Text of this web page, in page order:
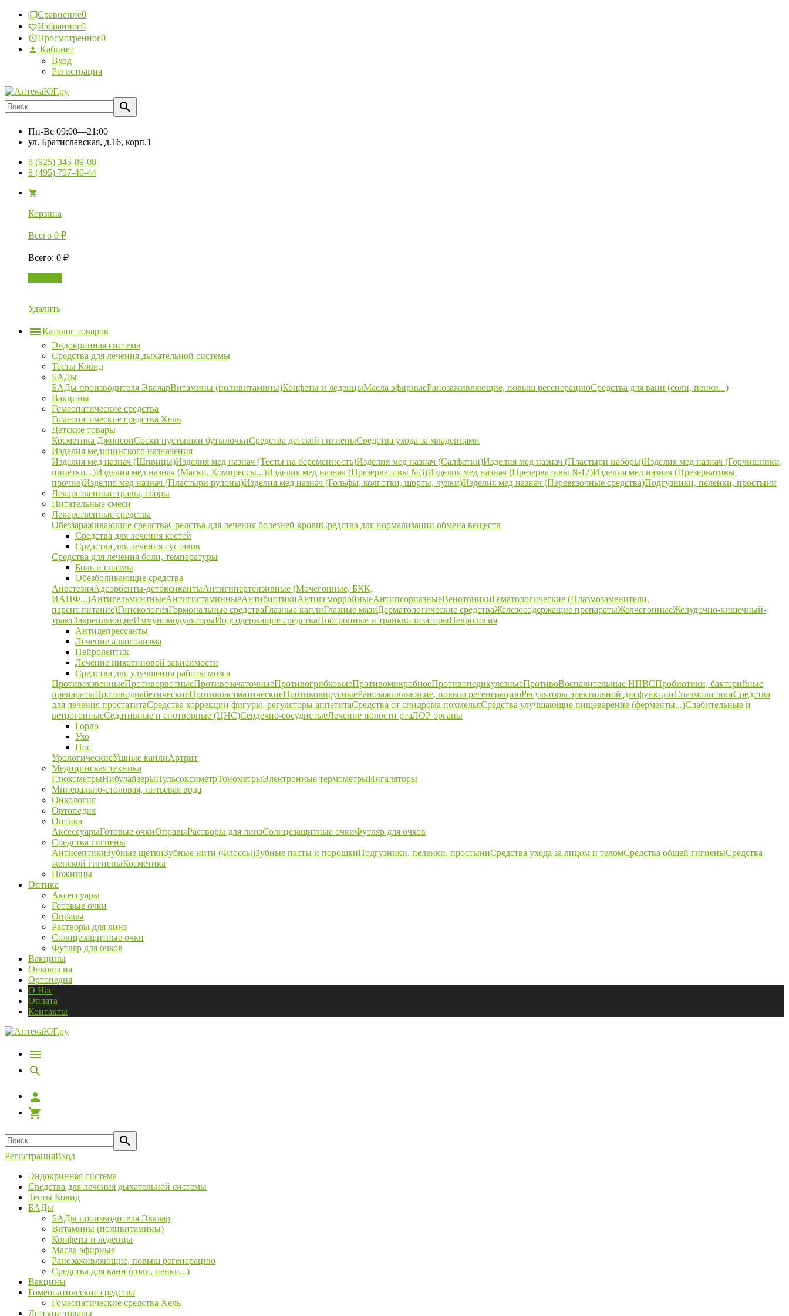
Сравнение0
Избранное0
Просмотренное0
Кабинет
Вход
Регистрация
Пн-Вс 09:00—21:00
ул. Братиславская, д.16, корп.1
8 (925) 345-89-08
8 (495) 797-40-44
Корзина
Всего 0 ₽
Всего: 0 ₽
Удалить
Каталог товаров
Эндокринная система
Средства для лечения дыхательной системы
Тесты Ковид
БАДы
БАДы производителя ЭваларВитамины (поливитамины)Конфеты и леденцыМасла эфирныеРанозаживляющие, повыш регенерациюСредства для ванн (соли, пенки...)
Вакцины
Гомеопатические средства
Гомеопатические средства Хель
Детские товары
Косметика ДжонсонСоски пустышки бутылочкиСредства детской гигиеныСредства ухода за младенцами
Изделия медицинского назначения
Изделия мед назнач (Шприцы)Изделия мед назнач (Тесты на беременность)Изделия мед назнач (Салфетки)Изделия мед назнач (Пластыри наборы)Изделия мед назнач (Горчишники,
пипетки...)Изделия мед назнач (Маски, Компрессы...)Изделия мед назнач (Презервативы №3)Изделия мед назнач (Презервативы №12)Изделия мед назнач (Презервативы
прочие)Изделия мед назнач (Пластыри рулоны)Изделия мед назнач (Гольфы, колготки, шорты, чулки)Изделия мед назнач (Перевязочные средства)Подгузники, пеленки, простыни
Лекарственные травы, сборы
Питательные смеси
Лекарственные средства
Обеззараживающие средстваСредства для лечения болезней кровиСредства для нормализации обмена веществ
Средства для лечения костей
Средства для лечения суставов
Средства для лечения боли, температуры
Боль и спазмы
Обезболивающие средства
АнестезияАдсорбенты-детоксикантыАнтигипертензивные (Мочегонные, БКК,
ИАПФ...)АнтигельминтныеАнтигистаминныеАнтибиотикиАнтигеморройныеАнтипсориазныеВенотоникиГематологические (Плазмозаменители,
парент.питание)ГинекологияГормональные средстваГлазные каплиГлазные мазиДерматологические средстваЖелезосодержащие препаратыЖелчегонныеЖелудочно-кишечный-
трактЗакрепляющиеИммуномодуляторыЙодсодержащие средстваНоотропные и транквилизаторыНеврология
Антидепрессанты
Лечение алкоголизма
Нейролептик
Лечение никотиновой зависимости
Средства для улучшения работы мозга
ПротивоязвенныеПротиворвотныеПротивозачаточныеПротивогрибковыеПротивомикробноеПротивопедикулезныеПротивоВоспалительные НПВСПробиотики, бактерийные
препаратыПротиводиабетическиеПротивоастматическиеПротивовирусныеРанозаживляющие, повыш регенерациюРегуляторы эректильной дисфункцииСпазмолитикиСредства
для лечения простатитаСредства коррекции фигуры, регуляторы аппетитаСредства от синдрома похмельяСредства улучшающие пищеварение (ферменты...)Слабительные и
ветрогонныеСедативные и снотворные (ЦНС)Сердечно-сосудистыеЛечение полости ртаЛОР органы
Горло
Ухо
Нос
УрологическиеУшные каплиАртрит
Медицинская техника
ГлюкометрыНибулайзерыПульсоксиметрТонометрыЭлектронные термометрыИнгаляторы
Минерально-столовая, питьевая вода
Онкология
Ортопедия
Оптика
АксессуарыГотовые очкиОправыРастворы для линзСолнцезащитные очкиФутляр для очков
Средства гигиены
АнтисептикиЗубные щеткиЗубные нити (Флоссы)Зубные пасты и порошкиПодгузники, пеленки, простыниСредства ухода за лицом и теломСредства общей гигиеныСредства
женской гигиеныКосметика
Ножницы
Оптика
Аксессуары
Готовые очки
Оправы
Растворы для линз
Солнцезащитные очки
Футляр для очков
Вакцины
Онкология
Ортопедия
О Нас
Оплата
Контакты
РегистрацияВход
Эндокринная система
Средства для лечения дыхательной системы
Тесты Ковид
БАДы
БАДы производителя Эвалар
Витамины (поливитамины)
Конфеты и леденцы
Масла эфирные
Ранозаживляющие, повыш регенерацию
Средства для ванн (соли, пенки...)
Вакцины
Гомеопатические средства
Гомеопатические средства Хель
Детские товары